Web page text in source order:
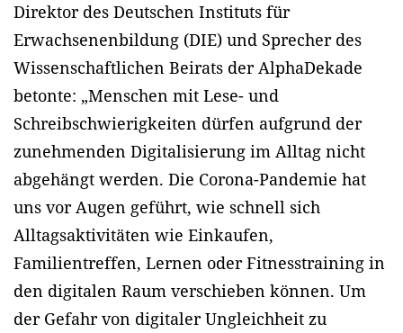
Direktor des Deutschen Instituts für
Erwachsenenbildung (DIE) und Sprecher des
Wissenschaftlichen Beirats der AlphaDekade
betonte: „Menschen mit Lese- und
Schreibschwierigkeiten dürfen aufgrund der
zunehmenden Digitalisierung im Alltag nicht
abgehängt werden. Die Corona-Pandemie hat
uns vor Augen geführt, wie schnell sich
Alltagsaktivitäten wie Einkaufen,
Familientreffen, Lernen oder Fitnesstraining in
den digitalen Raum verschieben können. Um
der Gefahr von digitaler Ungleichheit zu